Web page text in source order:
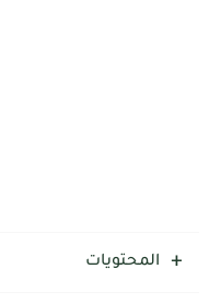
المحتويات